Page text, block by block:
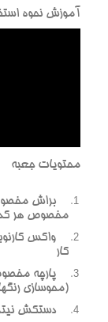
آموزش نحوه
محتويات جعبه
براش
مخصوص هر
واکس
کار
(محوسازي
دستکش